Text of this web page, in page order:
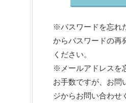
※パスワードを忘れ
からパスワードの再
ください。
※メールアドレスを
お手数ですが、 お問
ジからお問い合わせ